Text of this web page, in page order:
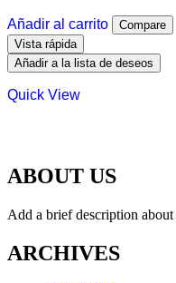
Añadir al carrito
Compare
Vista rápida
Añadir a la lista de deseos
Quick View
ABOUT US
Add a brief description about
ARCHIVES